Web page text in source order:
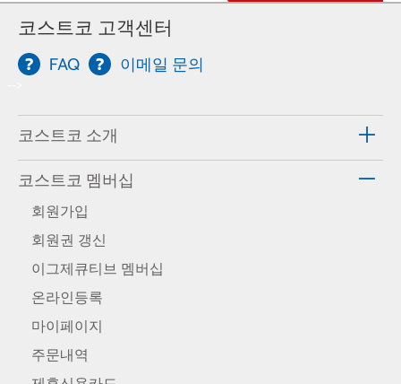
코스트코 고객센터
FAQ 이메일 문의
코스트코 소개
코스트코 멤버십
회원가입
회원권 갱신
이그제큐티브 멤버십
온라인등록
마이페이지
주문내역